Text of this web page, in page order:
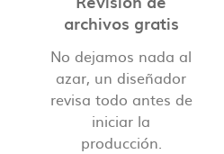
archivos gratis
No dejamos nada al
azar, un diseñador
revisa todo antes de
iniciar la
producción.